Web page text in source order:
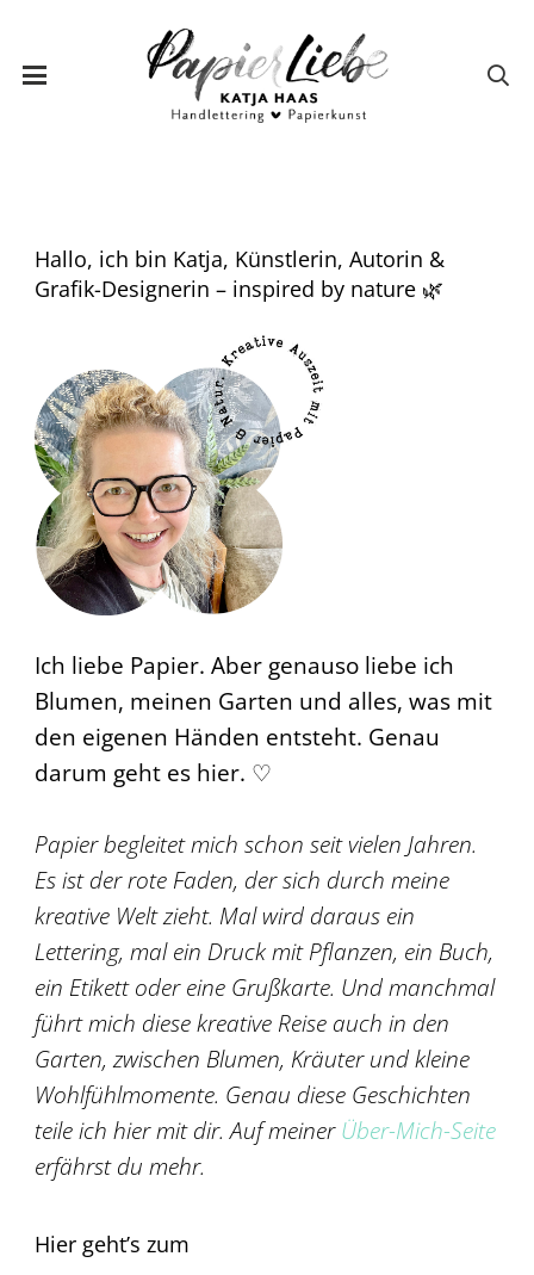
Hallo, ich bin Katja, Künstlerin, Autorin &
Grafik-Designerin – inspired by nature 🌿
Ich liebe Papier. Aber genauso liebe ich
Blumen, meinen Garten und alles, was mit
den eigenen Händen entsteht. Genau
darum geht es hier. ♡
Papier begleitet mich schon seit vielen Jahren.
Es ist der rote Faden, der sich durch meine
kreative Welt zieht. Mal wird daraus ein
Lettering, mal ein Druck mit Pflanzen, ein Buch,
ein Etikett oder eine Grußkarte. Und manchmal
führt mich diese kreative Reise auch in den
Garten, zwischen Blumen, Kräuter und kleine
Wohlfühlmomente. Genau diese Geschichten
teile ich hier mit dir. Auf meinerÜber-Mich-Seite
erfährst du mehr.
Hier geht’s zum